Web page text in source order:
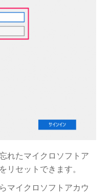
れたマイクロソフトア
リセットできます。
マイクロソフトアカウ